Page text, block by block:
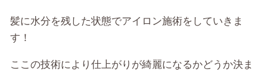
髪に水分を残した状態でアイロン施術をしていきま
す！
ここの技術により仕上がりが綺麗になるかどうか決ま